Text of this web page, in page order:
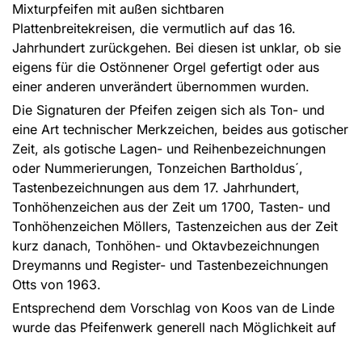
Mixturpfeifen mit außen sichtbaren
Plattenbreitekreisen, die vermutlich auf das 16.
Jahrhundert zurückgehen. Bei diesen ist unklar, ob sie
eigens für die Ostönnener Orgel gefertigt oder aus
einer anderen unverändert übernommen wurden.
Die Signaturen der Pfeifen zeigen sich als Ton- und
eine Art technischer Merkzeichen, beides aus gotischer
Zeit, als gotische Lagen- und Reihenbezeichnungen
oder Nummerierungen, Tonzeichen Bartholdus´,
Tastenbezeichnungen aus dem 17. Jahrhundert,
Tonhöhenzeichen aus der Zeit um 1700, Tasten- und
Tonhöhenzeichen Möllers, Tastenzeichen aus der Zeit
kurz danach, Tonhöhen- und Oktavbezeichnungen
Dreymanns und Register- und Tastenbezeichnungen
Otts von 1963.
Entsprechend dem Vorschlag von Koos van de Linde
wurde das Pfeifenwerk generell nach Möglichkeit auf